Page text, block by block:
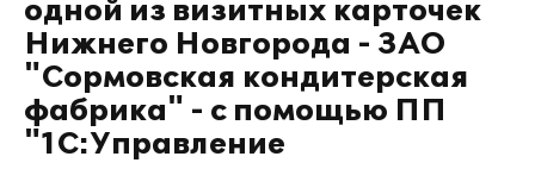
одной из визитных карточек
Нижнего Новгорода - ЗАО
"Сормовская кондитерская
фабрика" - с помощью ПП
"1С:Управление